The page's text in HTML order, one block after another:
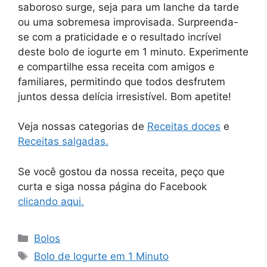
saboroso surge, seja para um lanche da tarde
ou uma sobremesa improvisada. Surpreenda-
se com a praticidade e o resultado incrível
deste bolo de iogurte em 1 minuto. Experimente
e compartilhe essa receita com amigos e
familiares, permitindo que todos desfrutem
juntos dessa delícia irresistível. Bom apetite!
Veja nossas categorias de Receitas doces e
Receitas salgadas.
Se você gostou da nossa receita, peço que
curta e siga nossa página do Facebook
clicando aqui.
Bolos
Bolo de Iogurte em 1 Minuto